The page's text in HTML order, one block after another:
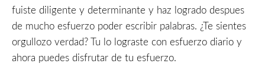
fuiste diligente y determinante y haz logrado despues
de mucho esfuerzo poder escribir palabras. ¿Te sientes
orgullozo verdad? Tu lo lograste con esfuerzo diario y
ahora puedes disfrutar de tu esfuerzo.